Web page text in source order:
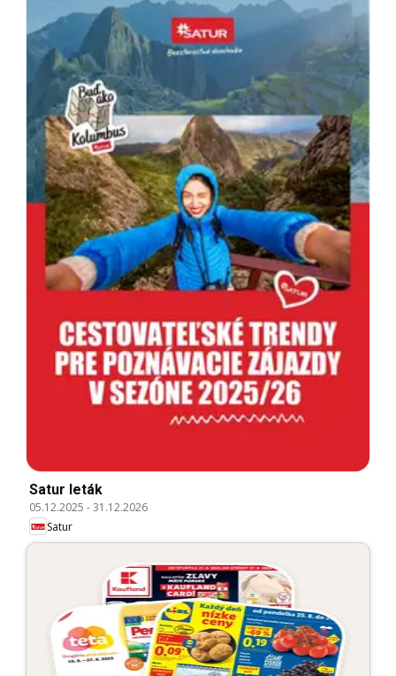
Satur leták
05.12.2025 -31.12.2026
Satur